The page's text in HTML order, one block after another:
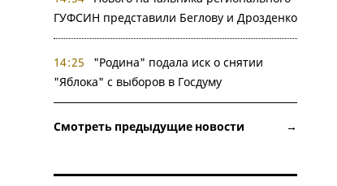
ГУФСИН представили Беглову и Дрозденко
14:25
"Родина" подала иск о снятии
"Яблока" с выборов в Госдуму
Смотреть предыдущие новости →